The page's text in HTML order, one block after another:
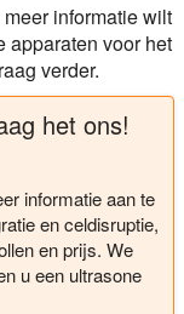
informatie wilt
apparaten voor het
verder.
het ons!
informatie aan te
en celdisruptie,
en prijs. We
u een ultrasone